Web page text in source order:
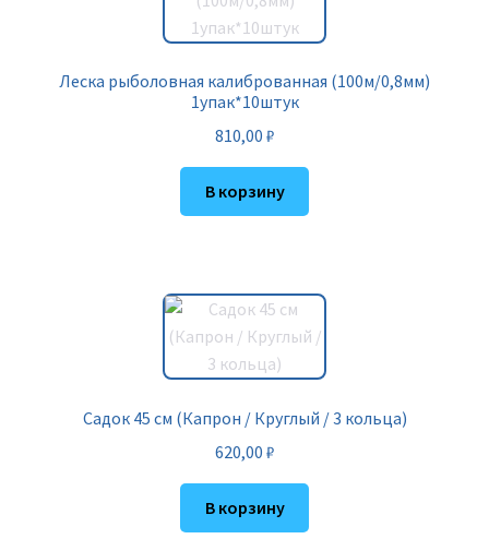
Леска рыболовная калиброванная (100м/0,8мм)
1упак*10штук
810,00 ₽
В корзину
Садок 45 см (Капрон / Круглый / 3 кольца)
620,00 ₽
В корзину